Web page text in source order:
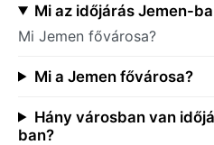
Mi az időjárás Jemen-
Mi Jemen fővárosa?
Mi a Jemen fővárosa?
Hány városban van
ban?